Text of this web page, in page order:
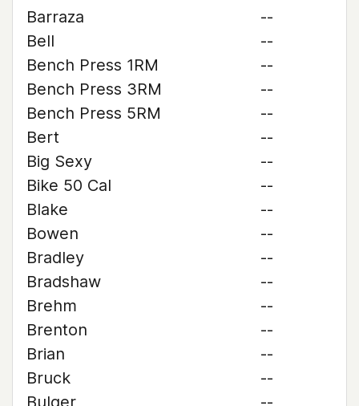
Barraza
--
Bell
--
Bench Press 1RM
--
Bench Press 3RM
--
Bench Press 5RM
--
Bert
--
Big Sexy
--
Bike 50 Cal
--
Blake
--
Bowen
--
Bradley
--
Bradshaw
--
Brehm
--
Brenton
--
Brian
--
Bruck
--
Bulger
--